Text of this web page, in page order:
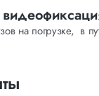
на погрузке, в